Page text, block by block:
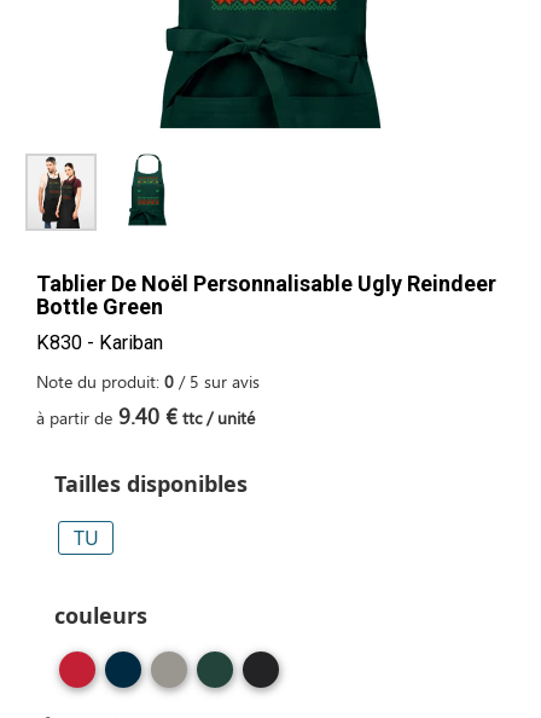
Tablier De Noël Personnalisable Ugly Reindeer
Bottle Green
K830 - Kariban
Note du produit: 0 / 5 sur avis
à partir de 9.40 € ttc / unité
Tailles disponibles
TU
couleurs